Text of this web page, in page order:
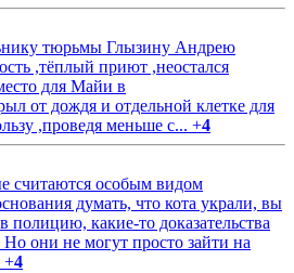
тюрьмы Глызину Андрею
,тёплый приют ,неостался
для Майи в
от дождя и отдельной клетке для
,проведя меньше с... +4
считаются особым видом
думать, что кота украли, вы
полицию, какие-то доказательства
они не могут просто зайти на
+4